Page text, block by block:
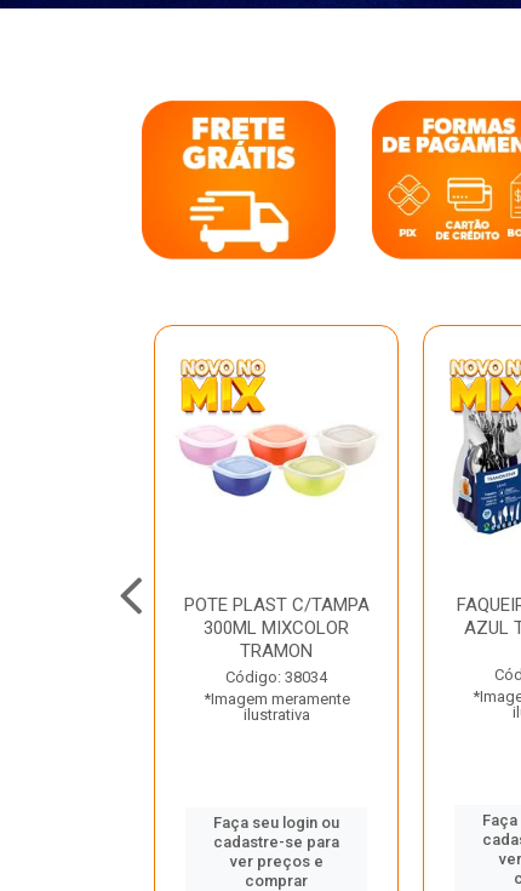
POTE PLAST C/TAMPA
300ML MIXCOLOR
TRAMON
Código: 38034
*Imagem meramente
ilustrativa
Faça seu login ou
cadastre-se para
ver preços e
comprar
AZUL